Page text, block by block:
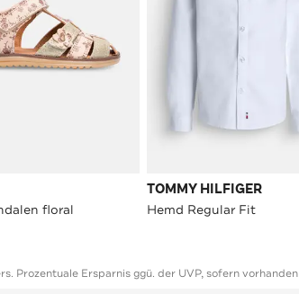
floral
TOMMY HILFIGER
Hemd Regular Fit
Prozentuale Ersparnis ggü. der UVP, sofern vorhanden